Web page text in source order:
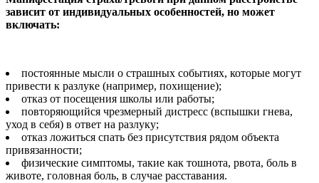
зависит от индивидуальных особенностей, но может
включать:
постоянные мысли о страшных событиях, которые могут
привести к разлуке (например, похищение);
отказ от посещения школы или работы;
повторяющийся чрезмерный дистресс (вспышки гнева,
уход в себя) в ответ на разлуку;
отказ ложиться спать без присутствия рядом объекта
привязанности;
физические симптомы, такие как тошнота, рвота, боль в
животе, головная боль, в случае расставания.